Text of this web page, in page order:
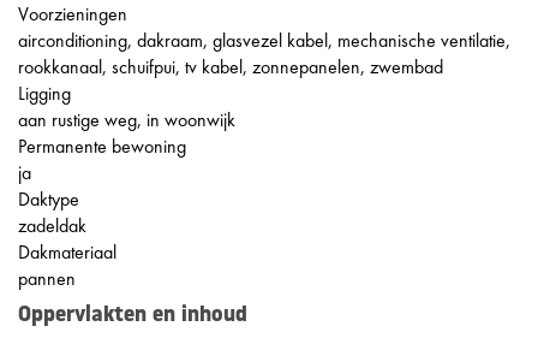
Voorzieningen
airconditioning, dakraam, glasvezel kabel, mechanische ventilatie,
rookkanaal, schuifpui, tv kabel, zonnepanelen, zwembad
Ligging
aan rustige weg, in woonwijk
Permanente bewoning
ja
Daktype
zadeldak
Dakmateriaal
pannen
Oppervlakten en inhoud